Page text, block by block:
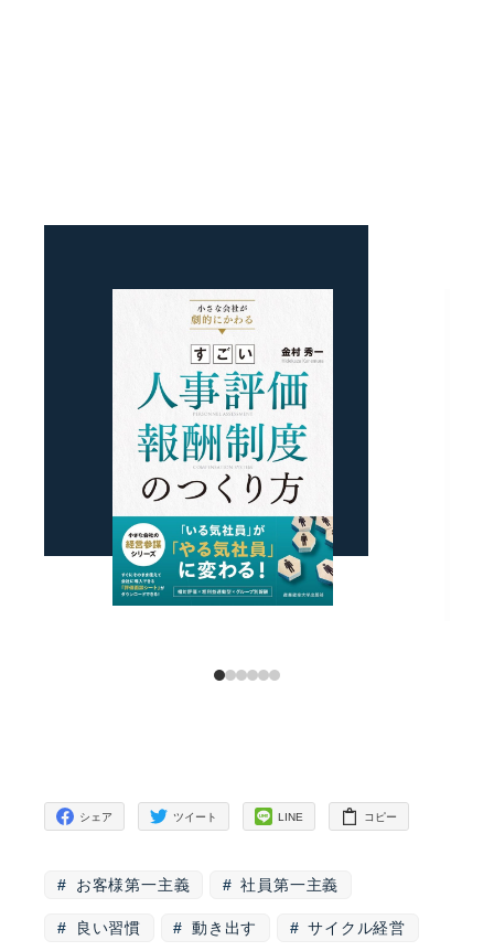
シェア ツイート LINE コピー
お客様第一主義 社員第一主義
良い習慣 動き出す サイクル経営